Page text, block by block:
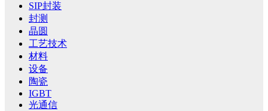
SIP封装
封测
晶圆
工艺技术
材料
设备
陶瓷
IGBT
光通信